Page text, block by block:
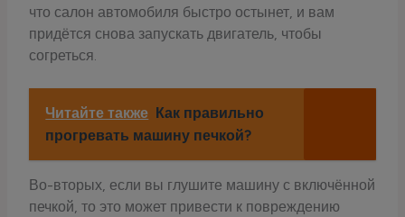
что салон автомобиля быстро остынет, и вам
придётся снова запускать двигатель, чтобы
согреться.
Читайте также Как правильно
прогревать машину печкой?
Во-вторых, если вы глушите машину с включённой
печкой, то это может привести к повреждению